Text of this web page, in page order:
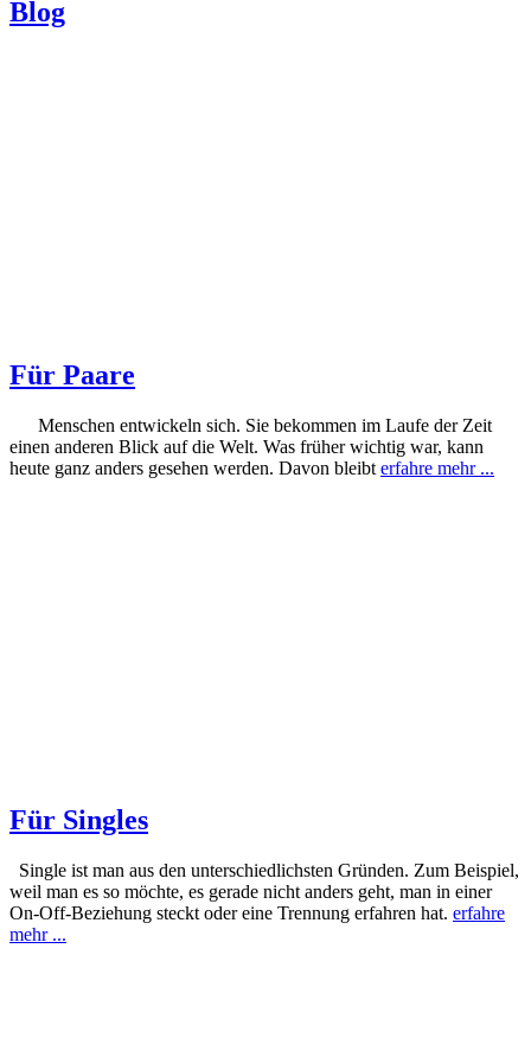
Blog
Für Paare
Menschen entwickeln sich. Sie bekommen im Laufe der Zeit
einen anderen Blick auf die Welt. Was früher wichtig war, kann
heute ganz anders gesehen werden. Davon bleibt erfahre mehr ...
Für Singles
Single ist man aus den unterschiedlichsten Gründen. Zum Beispiel,
weil man es so möchte, es gerade nicht anders geht, man in einer
On-Off-Beziehung steckt oder eine Trennung erfahren hat. erfahre
mehr ...